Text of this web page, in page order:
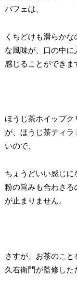
パフェは、
くちどけも滑らか
な風味が、口の中に
感じることができま
ほうじ茶ホイップク
が、ほうじ茶ティラ
いので、
ちょうどいい感じに
粉の旨みも合わさる
が止まりません。
さすが、お茶のこ
久右衛門が監修した